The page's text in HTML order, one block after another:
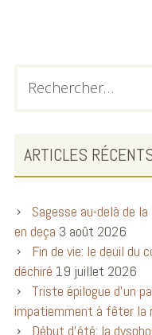
ARTICLES
Sagesse au-delà de
en deça 3 août 2026
Fin de vie: le deuil du
déchiré 19 juillet 2026
Triste épilogue d’un
impatiemment à fêter la
Début d’été: la